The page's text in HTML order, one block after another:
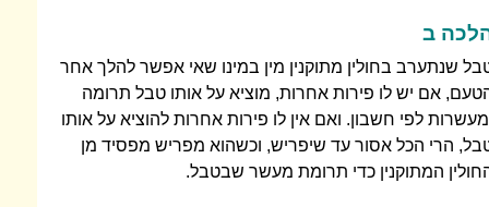
ב
שנתערב בחולין מתוקנין מין במינו שאי אפשר להלך אחר
אם יש לו פירות אחרות, מוציא על אותו טבל תרומה
לפי חשבון. ואם אין לו פירות אחרות להוציא על אותו
הרי הכל אסור עד שיפריש, וכשהוא מפריש מפסיד מן
המתוקנין כדי תרומת מעשר שבטבל.